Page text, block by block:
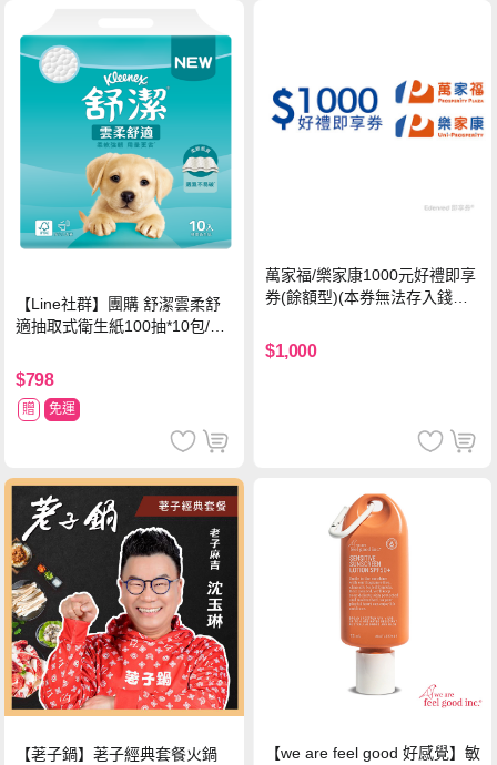
【Line社群】團購 舒潔雲柔舒
適抽取式衛生紙100抽*10包/6
$798
贈 免運
萬家福/樂家康1000元好禮即享
券(餘額型)(本券無法存入錢包
$1,000
【荖子鍋】荖子經典套餐火鍋
【we are feel good 好感覺】敏